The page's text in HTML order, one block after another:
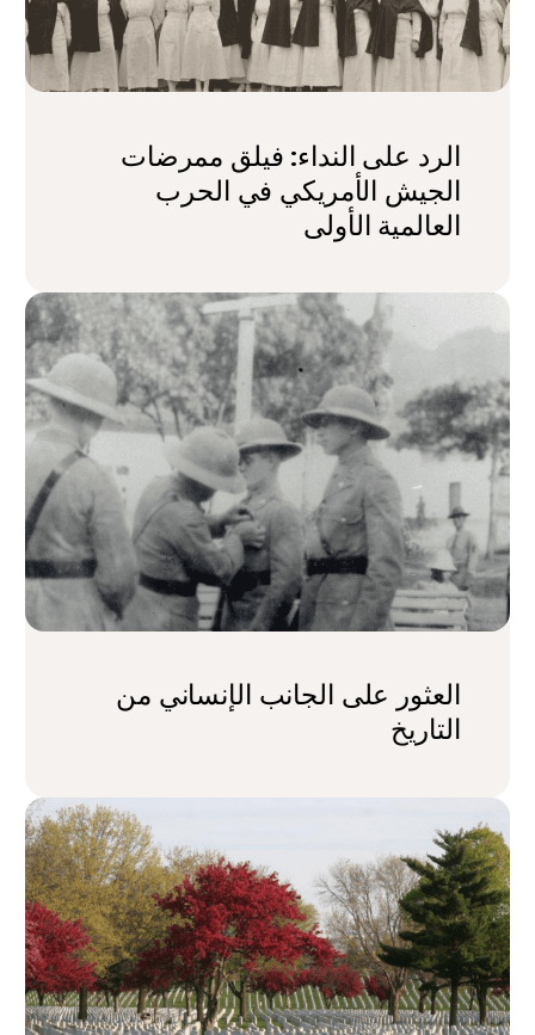
الرد على النداء: فيلق ممرضات
الجيش الأمريكي في الحرب
العالمية الأولى
العثور على الجانب الإنساني من
التاريخ